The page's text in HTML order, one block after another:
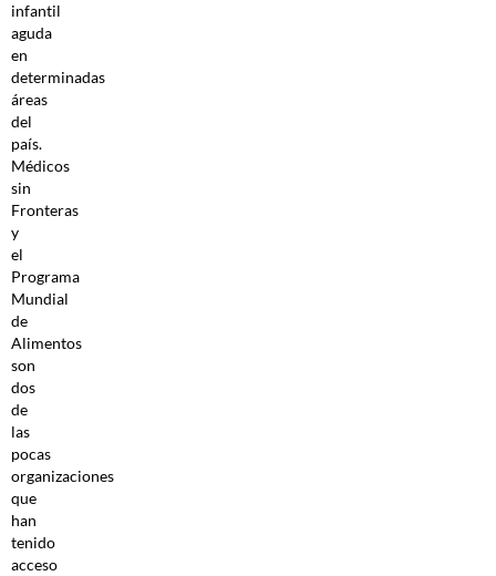
infantil
aguda
en
determinadas
áreas
del
país.
Médicos
sin
Fronteras
y
el
Programa
Mundial
de
Alimentos
son
dos
de
las
pocas
organizaciones
que
han
tenido
acceso